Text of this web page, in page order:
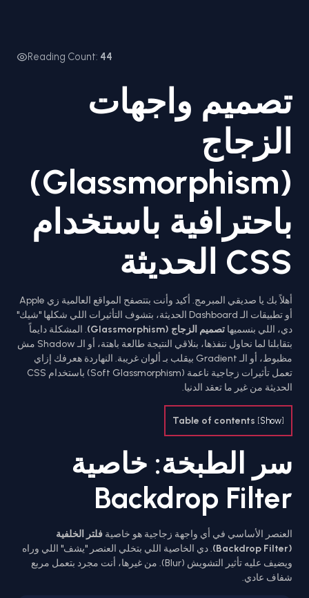
Reading Count: 44
تصميم واجهات
الزجاج
(Glassmorphism)
باحترافية باستخدام
CSS الحديثة
أهلاً بك يا صديقي المبرمج. أكيد وأنت بتتصفح المواقع العالمية زي Apple
أو تطبيقات الـ Dashboard الحديثة، بتشوف التأثيرات اللي شكلها "شيك"
دي، اللي بنسميها تصميم الزجاج (Glassmorphism)
. المشكلة دايماً
بتقابلنا لما نحاول ننفذها، بنلاقي النتيجة طالعة باهتة، أو الـ Shadow مش
مظبوط، أو الـ Gradient بيقلب بـ ألوان غريبة. النهاردة هعرفك إزاي
تعمل تأثيرات زجاجية ناعمة (Soft Glassmorphism) باستخدام CSS
الحديثة من غير ما تعقد الدنيا.
Table of contents [Show]
سر الطبخة: خاصية
Backdrop Filter
العنصر الأساسي في أي واجهة زجاجية هو خاصية فلتر الخلفية
(Backdrop Filter)
. دي الخاصية اللي بتخلي العنصر "يشف" اللي وراه
ويضيف عليه تأثير التشويش (Blur). من غيرها، أنت مجرد بتعمل مربع
شفاف عادي.